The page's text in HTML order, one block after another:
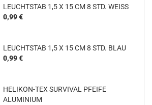
LEUCHTSTAB 1,5 X 15 CM 8 STD. WEISS
0,99 €
LEUCHTSTAB 1,5 X 15 CM 8 STD. BLAU
0,99 €
HELIKON-TEX SURVIVAL PFEIFE
ALUMINIUM